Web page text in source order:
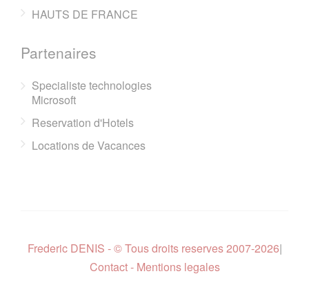
HAUTS DE FRANCE
Partenaires
Specialiste technologies
Microsoft
Reservation d'Hotels
Locations de Vacances
Frederic DENIS - © Tous droits reserves 2007-2026|
Contact - Mentions legales